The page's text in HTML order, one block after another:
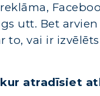
utt. Bet
vai ir
atradīsiet